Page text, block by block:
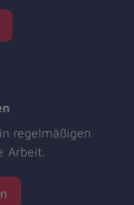
regelmäßigen
Arbeit.